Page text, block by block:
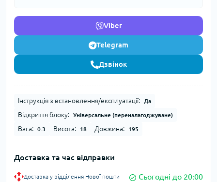
Viber
Telegram
Дзвінок
Інструкція з встановлення/експлуатації: Да
Відкриття блоку: Універсальне (переналагоджуване)
Вага: 0.3 Висота: 18 Довжина: 195
Доставка та час відправки
Доставка у відділення Нової пошти Сьогодні до 20:00